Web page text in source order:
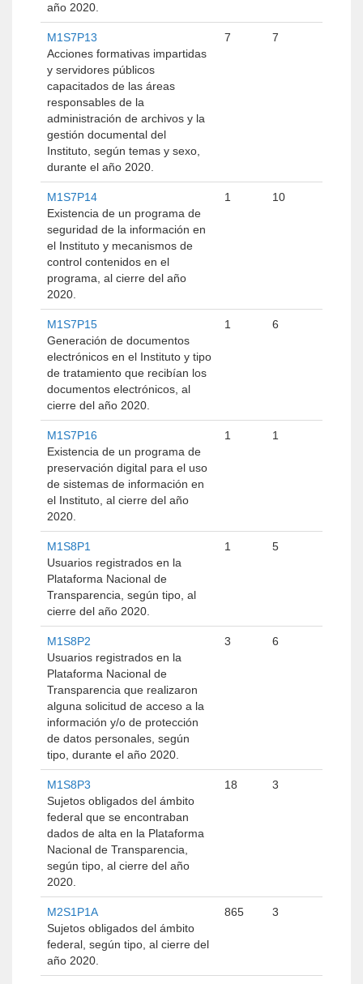
año 2020.
M1S7P13
Acciones formativas impartidas
y servidores públicos
capacitados de las áreas
responsables de la
administración de archivos y la
gestión documental del
Instituto, según temas y sexo,
durante el año 2020.
7 7
M1S7P14
Existencia de un programa de
seguridad de la información en
el Instituto y mecanismos de
control contenidos en el
programa, al cierre del año
2020.
1 10
M1S7P15
Generación de documentos
electrónicos en el Instituto y tipo
de tratamiento que recibían los
documentos electrónicos, al
cierre del año 2020.
1 6
M1S7P16
Existencia de un programa de
preservación digital para el uso
de sistemas de información en
el Instituto, al cierre del año
2020.
1 1
M1S8P1
Usuarios registrados en la
Plataforma Nacional de
Transparencia, según tipo, al
cierre del año 2020.
1 5
M1S8P2
Usuarios registrados en la
Plataforma Nacional de
Transparencia que realizaron
alguna solicitud de acceso a la
información y/o de protección
de datos personales, según
tipo, durante el año 2020.
3 6
M1S8P3
Sujetos obligados del ámbito
federal que se encontraban
dados de alta en la Plataforma
Nacional de Transparencia,
según tipo, al cierre del año
2020.
18 3
M2S1P1A
Sujetos obligados del ámbito
federal, según tipo, al cierre del
año 2020.
865 3